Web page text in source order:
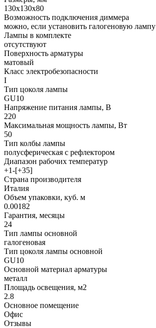
130x130x80
Возможность подключения диммера
можно, если установить галогеновую лампу
Лампы в комплекте
отсутствуют
Поверхность арматуры
матовый
Класс электробезопасности
I
Тип цоколя лампы
GU10
Напряжение питания лампы, В
220
Максимальная мощность лампы, Вт
50
Тип колбы лампы
полусферическая с рефлектором
Диапазон рабочих температур
+1-[+35]
Страна производителя
Италия
Объем упаковки, куб. м
0.00182
Гарантия, месяцы
24
Тип лампы основной
галогеновая
Тип цоколя лампы основной
GU10
Основной материал арматуры
металл
Площадь освещения, м2
2.8
Основное помещение
Офис
Отзывы